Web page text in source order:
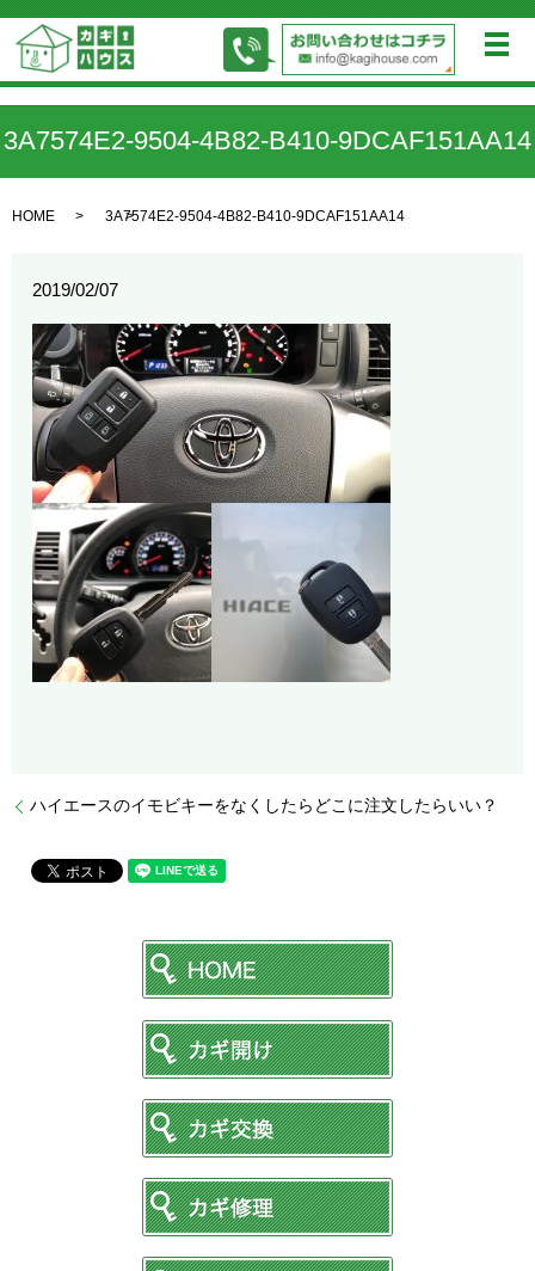
メ
3A7574E2-9504-4B82-B410-9DCAF151AA14
HOME 3A7574E2-9504-4B82-B410-9DCAF151AA14
2019/02/07
ハイエースのイモビキーをなくしたらどこに注文したらいい？